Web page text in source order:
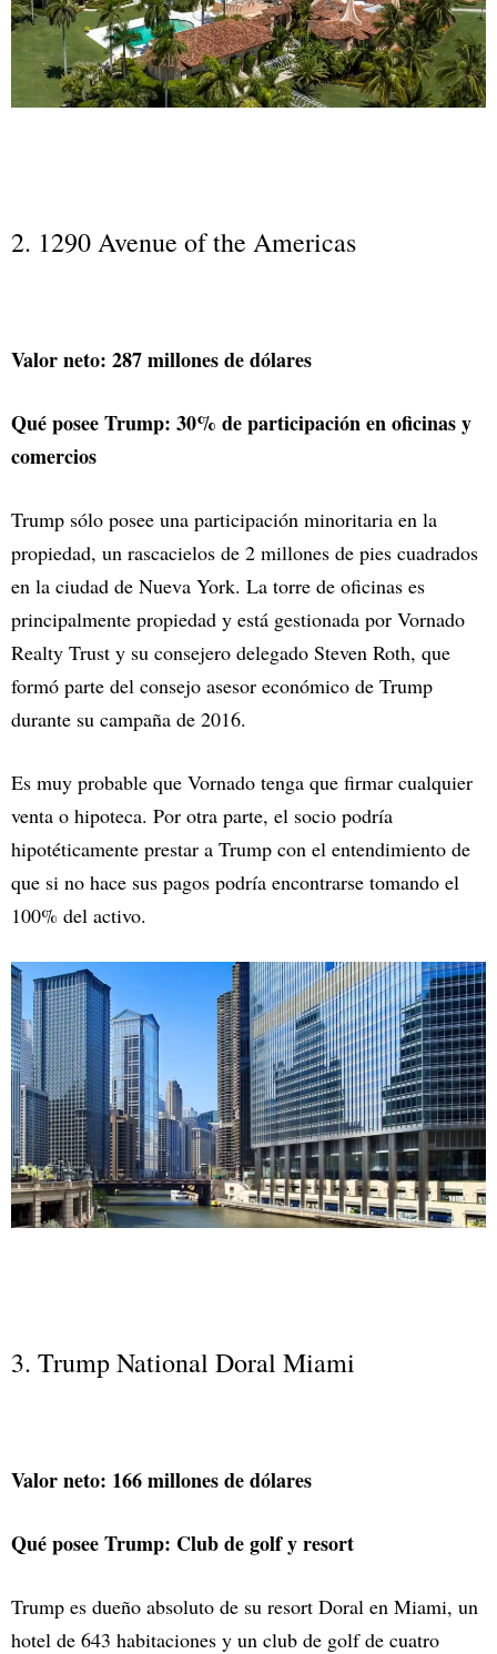
2. 1290 Avenue of the Americas
Valor neto: 287 millones de dólares
Qué posee Trump: 30% de participación en oficinas y
comercios
Trump sólo posee una participación minoritaria en la
propiedad, un rascacielos de 2 millones de pies cuadrados
en la ciudad de Nueva York. La torre de oficinas es
principalmente propiedad y está gestionada por Vornado
Realty Trust y su consejero delegado Steven Roth, que
formó parte del consejo asesor económico de Trump
durante su campaña de 2016.
Es muy probable que Vornado tenga que firmar cualquier
venta o hipoteca. Por otra parte, el socio podría
hipotéticamente prestar a Trump con el entendimiento de
que si no hace sus pagos podría encontrarse tomando el
100% del activo.
3. Trump National Doral Miami
Valor neto: 166 millones de dólares
Qué posee Trump: Club de golf y resort
Trump es dueño absoluto de su resort Doral en Miami, un
hotel de 643 habitaciones y un club de golf de cuatro